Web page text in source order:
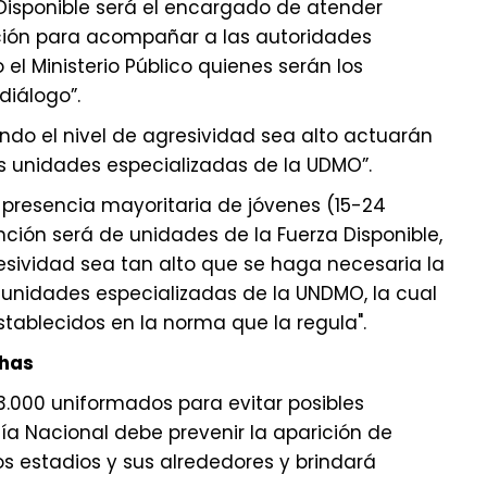
será el encargado de atender
para acompañar a las autoridades
Ministerio Público quienes serán los
el nivel de agresividad sea alto actuarán
especializadas de la UDMO”.
mayoritaria de jóvenes (15-24
será de unidades de la Fuerza Disponible,
sea tan alto que se haga necesaria la
especializadas de la UNDMO, la cual
en la norma que la regula".
uniformados para evitar posibles
Nacional debe prevenir la aparición de
estadios y sus alrededores y brindará